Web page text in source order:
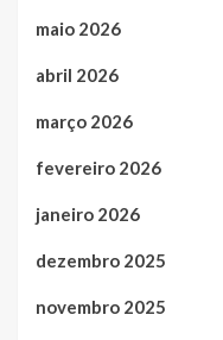
maio 2026
abril 2026
março 2026
fevereiro 2026
janeiro 2026
dezembro 2025
novembro 2025